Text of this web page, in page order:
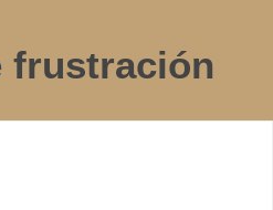
frustración